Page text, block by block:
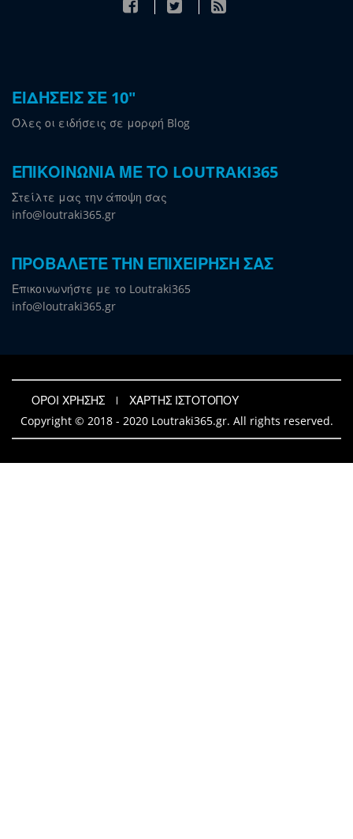
ΕΙΔΗΣΕΙΣ ΣΕ 10"
Όλες οι ειδήσεις σε μορφή Blog
ΕΠΙΚΟΙΝΩΝΙΑ ΜΕ ΤΟ LOUTRAKI365
Στείλτε μας την άποψη σας
info@loutraki365.gr
ΠΡΟΒΑΛΕΤΕ ΤΗΝ ΕΠΙΧΕΙΡΗΣΗ ΣΑΣ
Επικοινωνήστε με το Loutraki365
info@loutraki365.gr
ΟΡΟΙ ΧΡΗΣΗΣ
ΧΑΡΤΗΣ ΙΣΤΟΤΟΠΟΥ
Copyright © 2018 - 2020 Loutraki365.gr. All rights reserved.